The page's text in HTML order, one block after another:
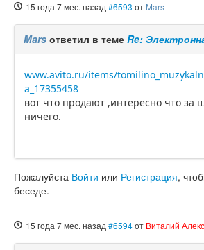
15 года 7 мес. назад #6593 от Mars
Mars ответил в теме Re:
www.avito.ru/items/
a_17355458
вот что продают ,интересно что за
ничего.
Пожалуйста Войти или Регистрация,
беседе.
15 года 7 мес. назад #6594от Виталий